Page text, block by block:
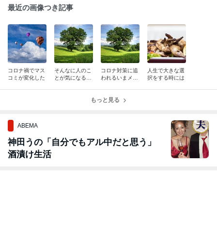
最近の画像つき記事
コロナ禍でマス
コミが変化した
そんなに人のこ
とが気になるん
コロナ対策に追
われるいまメデ
人生で大きな選
択をする時には
もっと見る
ABEMA
神田うの「自分でもアル中だと思う」
酒漬け生活